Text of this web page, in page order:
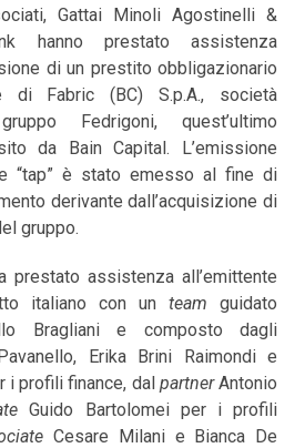
Gattai Minoli Agostinelli &
hanno prestato assistenza
di un prestito obbligazionario
di Fabric (BC) S.p.A., società
Fedrigoni, quest’ultimo
da Bain Capital. L’emissione
“tap” è stato emesso al fine di
derivante dall’acquisizione di
gruppo.
prestato assistenza all’emittente
italiano con un team guidato
Bragliani e composto dagli
Erika Brini Raimondi e
i profili finance, dal partnerAntonio
Guido Bartolomei per i profili
Cesare Milani e Bianca De